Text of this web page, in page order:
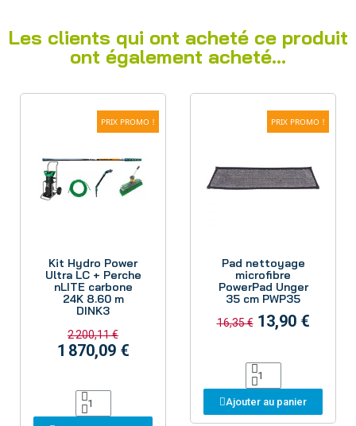
Les clients qui ont acheté ce produit
ont également acheté...
PRIX PROMO !
Kit Hydro Power
Ultra LC + Perche
nLITE carbone
24K 8.60 m
DINK3
2 200,11 €
1 870,09 €
PRIX PROMO !
Pad nettoyage
microfibre
PowerPad Unger
35 cm PWP35
16,35 € 13,90 €
Ajouter au panier